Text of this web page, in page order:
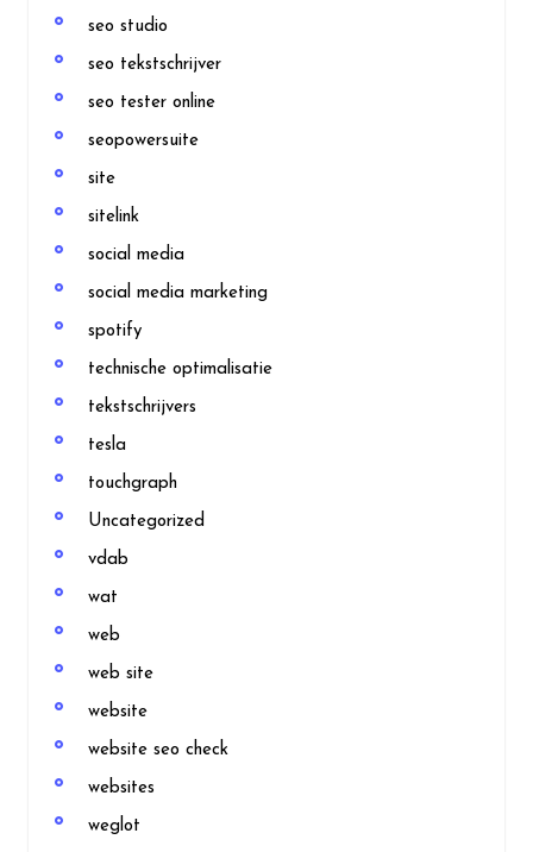
seo studio
seo tekstschrijver
seo tester online
seopowersuite
site
sitelink
social media
social media marketing
spotify
technische optimalisatie
tekstschrijvers
tesla
touchgraph
Uncategorized
vdab
wat
web
web site
website
website seo check
websites
weglot